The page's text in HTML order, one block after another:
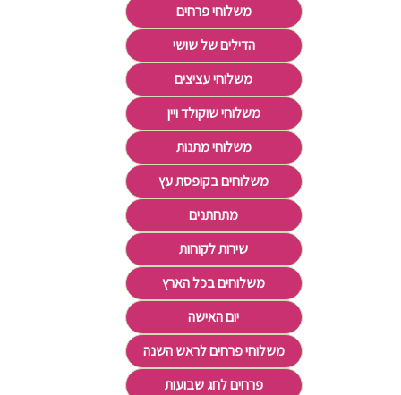
משלוחי פרחים
הדילים של שושי
משלוחי עציצים
משלוחי שוקולד ויין
משלוחי מתנות
משלוחים בקופסת עץ
מתחתנים
שירות לקוחות
משלוחים בכל הארץ
יום האישה
משלוחי פרחים לראש השנה
פרחים לחג שבועות